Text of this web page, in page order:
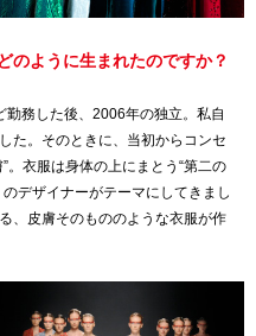
ように生まれたのですか？
務した後、2006年の独立。私自
た。そのときに、当初からコンセ
。衣服は身体の上にまとう“第二の
デザイナーがテーマにしてきまし
、皮膚そのもののような衣服が作